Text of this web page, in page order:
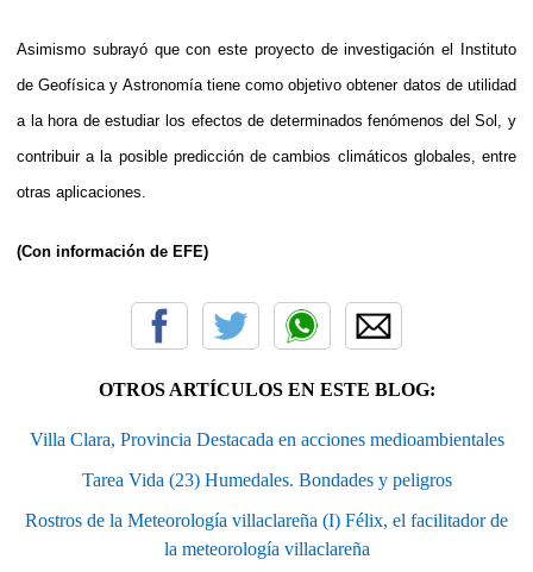
Asimismo subrayó que con este proyecto de investigación el Instituto
de Geofísica y Astronomía tiene como objetivo obtener datos de utilidad
a la hora de estudiar los efectos de determinados fenómenos del Sol, y
contribuir a la posible predicción de cambios climáticos globales, entre
otras aplicaciones.
(Con información de EFE)
OTROS ARTÍCULOS EN ESTE BLOG:
Villa Clara, Provincia Destacada en acciones medioambientales
Tarea Vida (23) Humedales. Bondades y peligros
Rostros de la Meteorología villaclareña (I) Félix, el facilitador de
la meteorología villaclareña